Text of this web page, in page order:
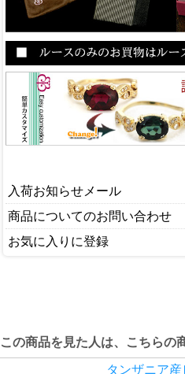
入荷お知らせメール
商品についてのお問い合わせ
お気に入りに登録
この商品を見た人は、こちらの
タンザニア